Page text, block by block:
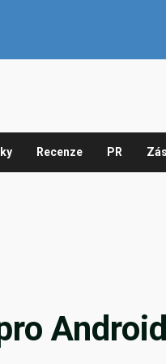
Recenze PR
Android